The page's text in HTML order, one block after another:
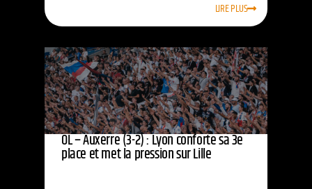
LIRE PLUS
OL – Auxerre (3-2) : Lyon conforte sa 3e
place et met la pression sur Lille